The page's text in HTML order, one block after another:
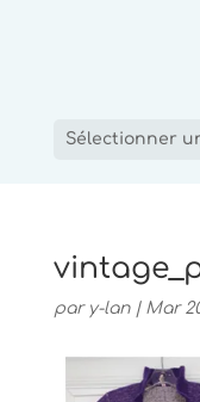
Sélectionner
par y-lan| Mar